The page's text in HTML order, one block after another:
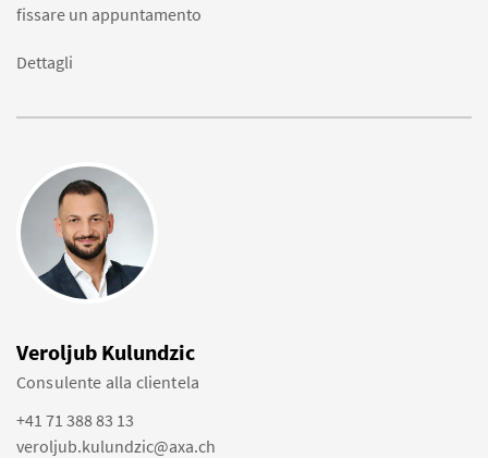
fissare un appuntamento
Dettagli
Veroljub Kulundzic
Consulente alla clientela
+41 71 388 83 13
veroljub.kulundzic@axa.ch